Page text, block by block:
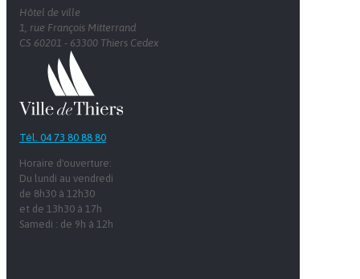
Hôtel de ville
1, rue François Mitterrand
CS 60201 - 63300 Thiers Cedex
Tél. 04 73 80 88 80
Horaire d'ouverture:
Du lundi au vendredi
de 8h30 à 12h30
et de 13h30 à 17h
Samedi : de 9h à 12h